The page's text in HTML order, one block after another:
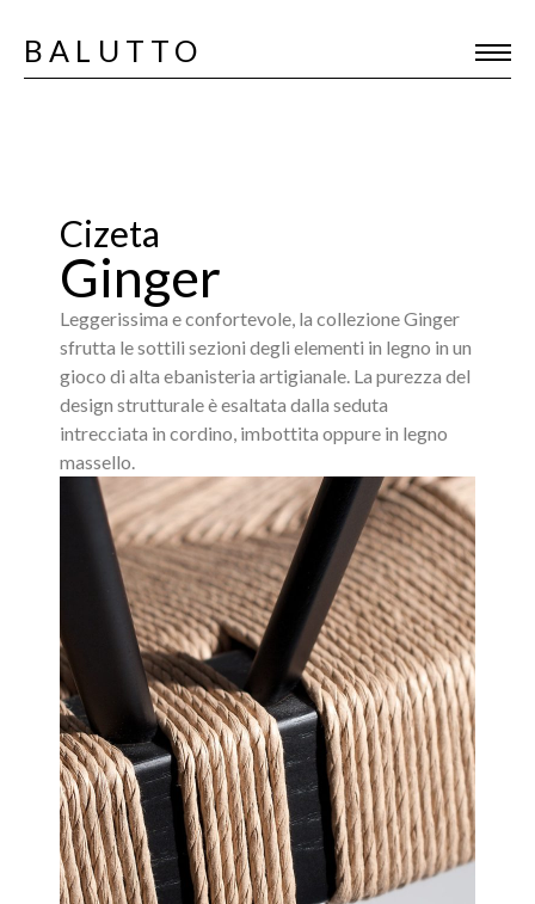
BALUTTO
Cizeta
Ginger
Leggerissima e confortevole, la collezione Ginger
sfrutta le sottili sezioni degli elementi in legno in un
gioco di alta ebanisteria artigianale. La purezza del
design strutturale è esaltata dalla seduta
intrecciata in cordino, imbottita oppure in legno
massello.